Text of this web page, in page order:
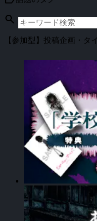
search
【参加型】投稿企画・タ